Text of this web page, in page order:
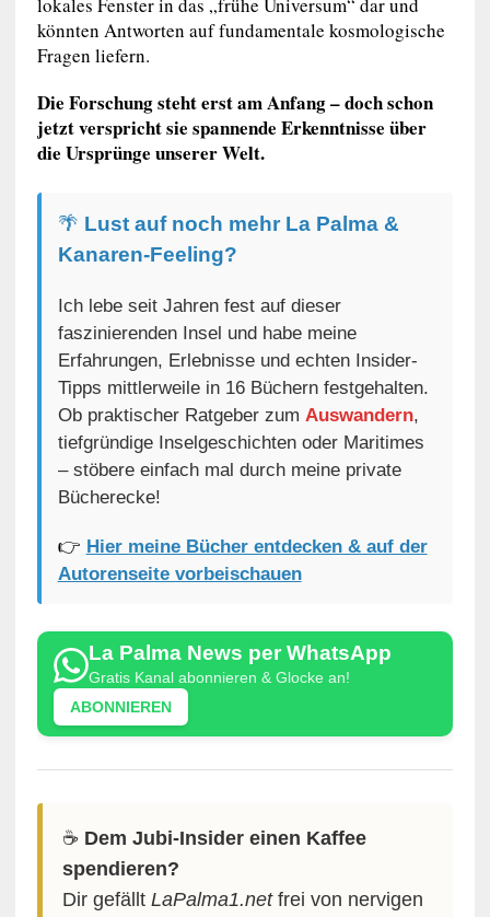
könnten Antworten auf fundamentale kosmologische
Fragen liefern.
Die Forschung steht erst am Anfang – doch schon
jetzt verspricht sie spannende Erkenntnisse über
die Ursprünge unserer Welt.
🌴 Lust auf noch mehr La Palma &
Kanaren-Feeling?
Ich lebe seit Jahren fest auf dieser
faszinierenden Insel und habe meine
Erfahrungen, Erlebnisse und echten Insider-
Tipps mittlerweile in 16 Büchern festgehalten.
Ob praktischer Ratgeber zum Auswandern,
tiefgründige Inselgeschichten oder Maritimes
– stöbere einfach mal durch meine private
Bücherecke!
👉 Hier meine Bücher entdecken & auf der
Autorenseite vorbeischauen
La Palma News per WhatsApp
Gratis Kanal abonnieren & Glocke an!
ABONNIEREN
☕️ Dem Jubi-Insider einen Kaffee
spendieren?
Dir gefällt LaPalma1.netfrei von nervigen